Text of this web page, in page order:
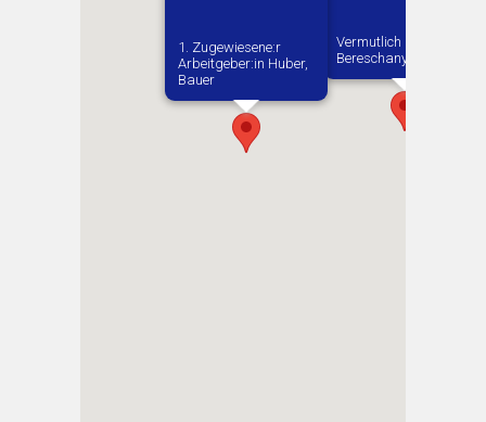
Vermutlich geboren in
Bereschany
1. Zugewiesene:r
Arbeitgeber:in​ Huber,
Bauer